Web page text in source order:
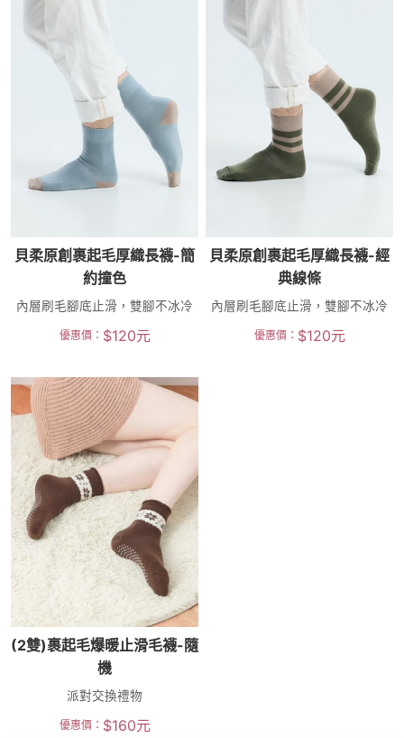
貝柔原創裹起毛厚織長襪-簡
約撞色
內層刷毛腳底止滑，雙腳不冰冷
優惠價： $120元
貝柔原創裹起毛厚織長襪-經
典線條
內層刷毛腳底止滑，雙腳不冰冷
優惠價： $120元
(2雙)裹起毛爆暖止滑毛襪-隨
機
派對交換禮物
優惠價： $160元